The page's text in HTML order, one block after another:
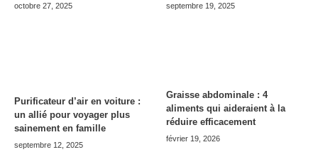
octobre 27, 2025 septembre 19, 2025
Purificateur d’air en voiture :
un allié pour voyager plus
sainement en famille
septembre 12, 2025
Graisse abdominale : 4
aliments qui aideraient à la
réduire efficacement
février 19, 2026